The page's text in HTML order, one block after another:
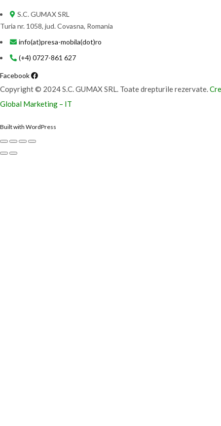
S.C. GUMAX SRL
Turia nr. 1058, jud. Covasna, Romania
info(at)presa-mobila(dot)ro
(+4) 0727-861 627
Facebook
Copyright © 2024 S.C. GUMAX SRL. Toate drepturile rezervate.
Global Marketing – IT
Built with WordPress